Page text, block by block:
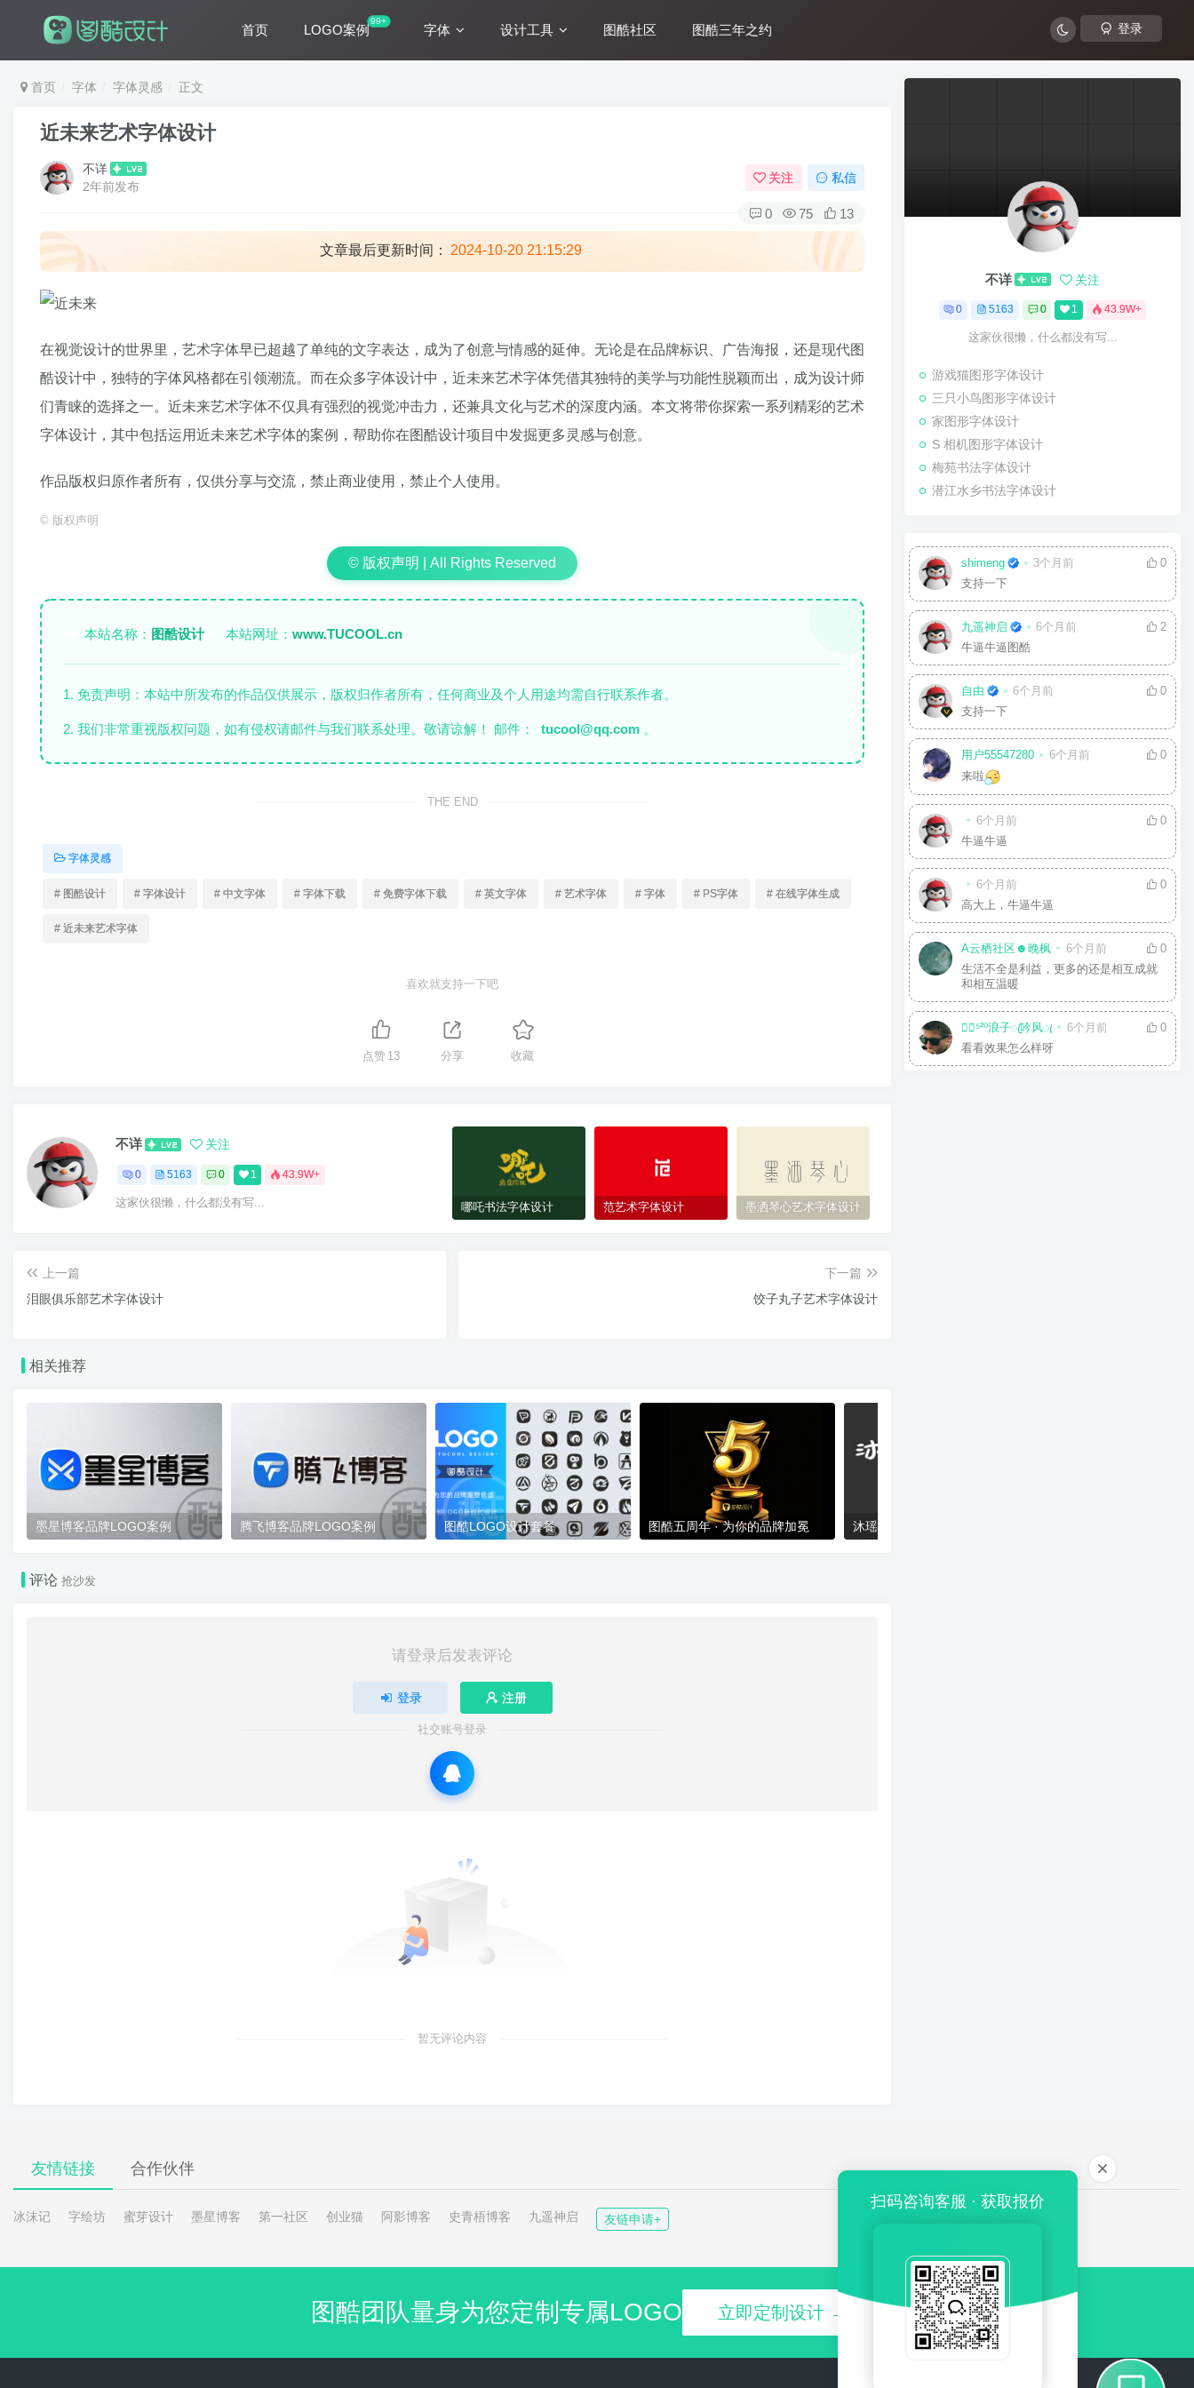
首页 LOGO案例
99+
字体 设计工具 图酷社区 图酷三年之约 登录
首页 字体 字体灵感 正文
近未来艺术字体设计
不详
2年前发布
关注 私信
0 75 13
文章最后更新时间： 2024-10-20 21:15:29
在视觉设计的世界里，艺术字体早已超越了单纯的文字表达，成为了创意与情感的延伸。无论是在品牌标识、广告海报，还是现代图
酷设计中，独特的字体风格都在引领潮流。而在众多字体设计中，近未来艺术字体凭借其独特的美学与功能性脱颖而出，成为设计师
们青睐的选择之一。近未来艺术字体不仅具有强烈的视觉冲击力，还兼具文化与艺术的深度内涵。本文将带你探索一系列精彩的艺术
字体设计，其中包括运用近未来艺术字体的案例，帮助你在图酷设计项目中发掘更多灵感与创意。
作品版权归原作者所有，仅供分享与交流，禁止商业使用，禁止个人使用。
© 版权声明
© 版权声明 | All Rights Reserved
本站名称： 图酷设计 本站网址： www.TUCOOL.cn
1. 免责声明：本站中所发布的作品仅供展示，版权归作者所有，任何商业及个人用途均需自行联系作者。
2. 我们非常重视版权问题，如有侵权请邮件与我们联系处理。敬请谅解！ 邮件： tucool@qq.com 。
THE END
字体灵感
# 图酷设计 # 字体设计 # 中文字体 # 字体下载 # 免费字体下载 # 英文字体 # 艺术字体 # 字体 # PS字体 # 在线字体生成
# 近未来艺术字体
喜欢就支持一下吧
点赞 13 分享 收藏
不详 关注
0 5163 0 1 43.9W+
这家伙很懒，什么都没有写... 哪吒书法字体设计 范艺术字体设计 墨洒琴心艺术字体设计
上一篇
泪眼俱乐部艺术字体设计
下一篇
饺子丸子艺术字体设计
相关推荐
墨星博客品牌LOGO案例 腾飞博客品牌LOGO案例 图酷LOGO设计套餐 图酷五周年 · 为你的品牌加冕 沐瑶软笔手写体
评论抢沙发
请登录后发表评论
登录 注册
社交账号登录
暂无评论内容
不详 关注
0 5163 0 1 43.9W+
这家伙很懒，什么都没有写...
游戏猫图形字体设计
三只小鸟图形字体设计
家图形字体设计
S 相机图形字体设计
梅苑书法字体设计
潜江水乡书法字体设计
shimeng 3个月前
0
支持一下
九遥神启 6个月前
2
牛逼牛逼图酷
自由 6个月前
0
支持一下
用户55547280 6个月前
0
来啦
6个月前
0
牛逼牛逼
6个月前
0
高大上，牛逼牛逼
A云栖社区☻晚枫 6个月前
0
生活不全是利益，更多的还是相互成就
和相互温暖
☘⃝⁵²⁰浪子ꦿ吟风ꦿ 6个月前
0
看看效果怎么样呀
友情链接 合作伙伴
冰沫记 字绘坊 蜜芽设计 墨星博客 第一社区 创业猫 阿影博客 史青梧博客 九遥神启 友链申请+
图酷团队量身为您定制专属LOGO 立即定制设计 →
扫码咨询客服 · 获取报价